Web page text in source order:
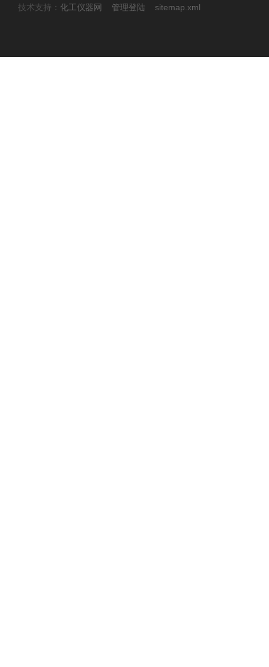
技术支持： 化工仪器网 管理登陆 sitemap.xml